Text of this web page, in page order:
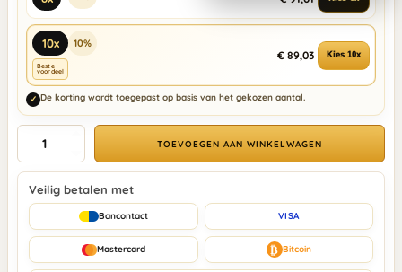
10x
Beste
voordeel
10%
€ 89,03 Kies 10x
✓ De korting wordt toegepast op basis van het gekozen aantal.
TOEVOEGEN AAN WINKELWAGEN
Veilig betalen met
Bancontact VISA
Mastercard ₿ Bitcoin